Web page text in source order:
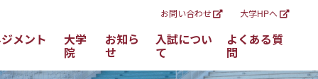
お問い合わせ 大学HPへ
メント
大学
院
お知ら
せ
入試につい
て
よくある質
問